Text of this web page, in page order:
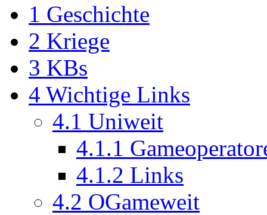
1 Geschichte
2 Kriege
3 KBs
4 Wichtige Links
4.1 Uniweit
4.1.1
4.1.2 Links
4.2 OGameweit